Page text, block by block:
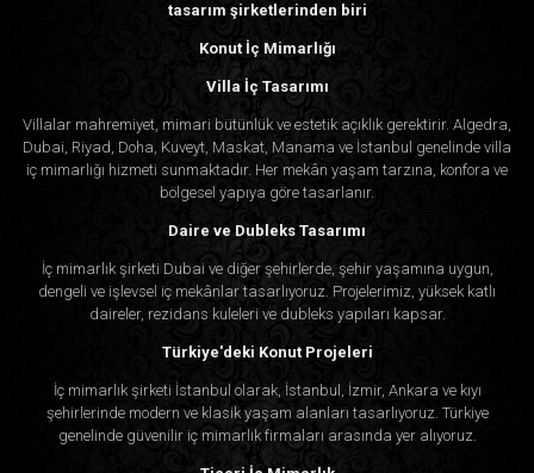
tasarım şirketlerinden biri
Konut İç Mimarlığı
Villa İç Tasarımı
Villalar mahremiyet, mimari bütünlük ve estetik açıklık gerektirir. Algedra,
Dubai, Riyad, Doha, Kuveyt, Maskat, Manama ve İstanbul genelinde villa
iç mimarlığı hizmeti sunmaktadır. Her mekân yaşam tarzına, konfora ve
bölgesel yapıya göre tasarlanır.
Daire ve Dubleks Tasarımı
İç mimarlık şirketi Dubai ve diğer şehirlerde, şehir yaşamına uygun,
dengeli ve işlevsel iç mekânlar tasarlıyoruz. Projelerimiz, yüksek katlı
daireler, rezidans kuleleri ve dubleks yapıları kapsar.
Türkiye'deki Konut Projeleri
İç mimarlık şirketi İstanbul olarak, İstanbul, İzmir, Ankara ve kıyı
şehirlerinde modern ve klasik yaşam alanları tasarlıyoruz. Türkiye
genelinde güvenilir iç mimarlık firmaları arasında yer alıyoruz.